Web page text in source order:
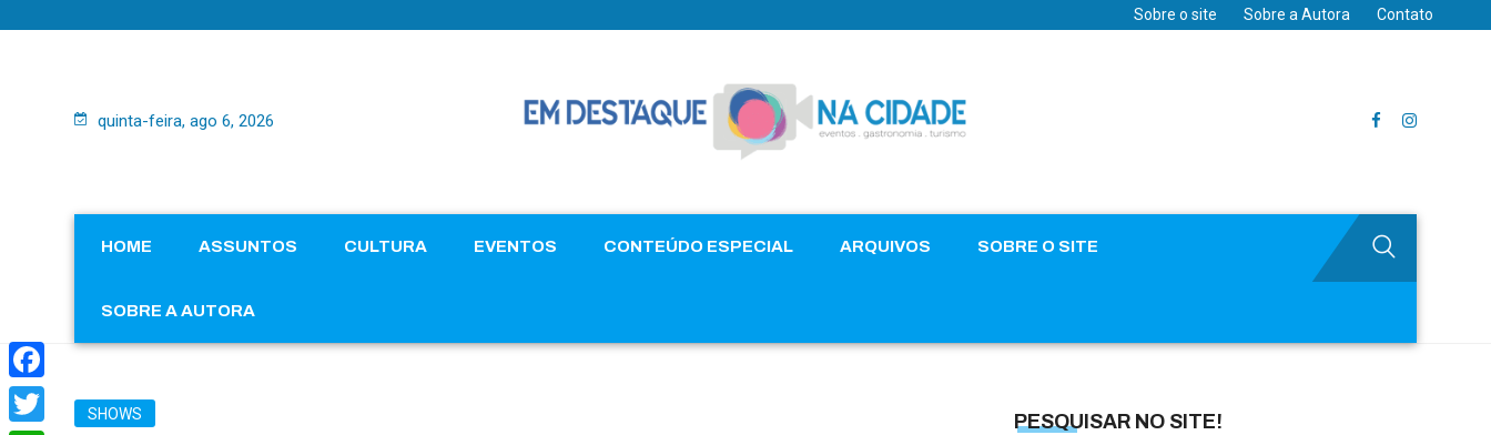
Sobre o site Sobre a Autora Contato
quinta-feira, ago 6, 2026
HOME ASSUNTOS CULTURA EVENTOS CONTEÚDO ESPECIAL ARQUIVOS SOBRE O SITE
SOBRE A AUTORA
SHOWS PESQUISAR NO SITE!
Facebook